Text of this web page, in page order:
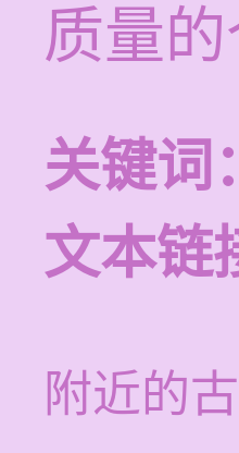
质量
关键词：
文本链
附近的